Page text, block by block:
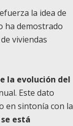
la idea de
ha demostrado
viviendas
la evolución del
Este dato
en sintonía con la
está